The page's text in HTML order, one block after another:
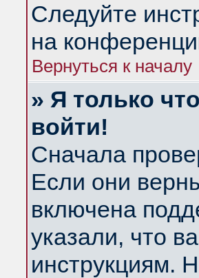
Следуйте
на
Вернуться к началу
» Я только
войти!
Сначала
Если они
включена
указали, что
инструкциям.